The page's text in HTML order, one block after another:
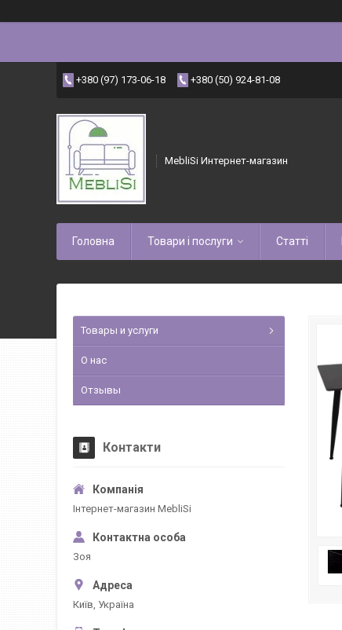
+380 (97) 173-06-18 +380 (50) 924-81-08
MebliSi Интернет-магазин
Головна Товари і послуги Статті
Товары и услуги
О нас
Отзывы
Контакти
Інтернет-магазин MebliSi
Зоя
Київ, Україна